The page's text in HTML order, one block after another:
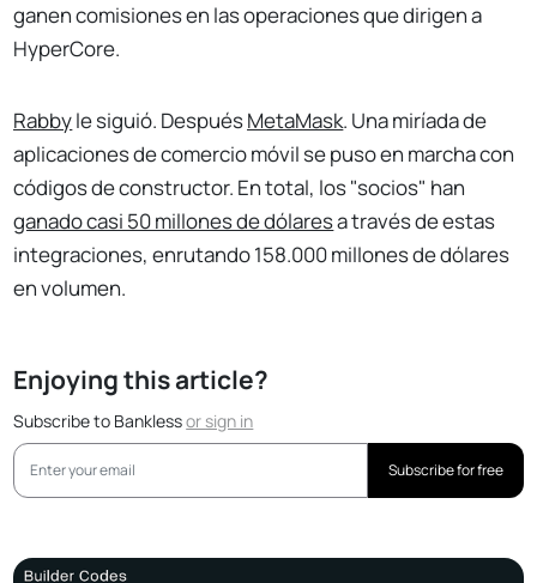
ganen comisiones en las operaciones que dirigen a
HyperCore.
Rabbyle siguió. DespuésMetaMask. Una miríada de
aplicaciones de comercio móvil se puso en marcha con
códigos de constructor. En total, los "socios" han
ganado casi 50 millones de dólaresa través de estas
integraciones, enrutando 158.000 millones de dólares
en volumen.
Enjoying this article?
Subscribe to Banklessorsign in
Subscribe for free